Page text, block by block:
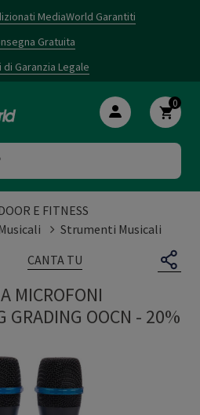
MediaWorld Garantiti
Gratuita
di Garanzia Legale
0
E FITNESS
Strumenti Musicali
CANTA TU
MICROFONI
GRADING OOCN - 20%